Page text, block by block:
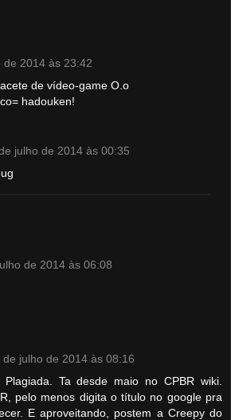
de 2014 às 23:42
de vídeo-game O.o
hadouken!
julho de 2014 às 00:35
de 2014 às 06:08
de julho de 2014 às 08:16
Ta desde maio no CPBR wiki.
pelo menos digita o título no google pra
E aproveitando, postem a Creepy do